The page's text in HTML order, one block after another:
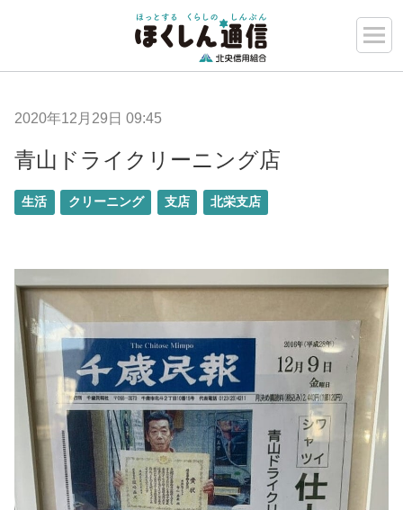
2020年12月29日 09:45
青山ドライクリーニング店
生活 クリーニング 支店 北栄支店